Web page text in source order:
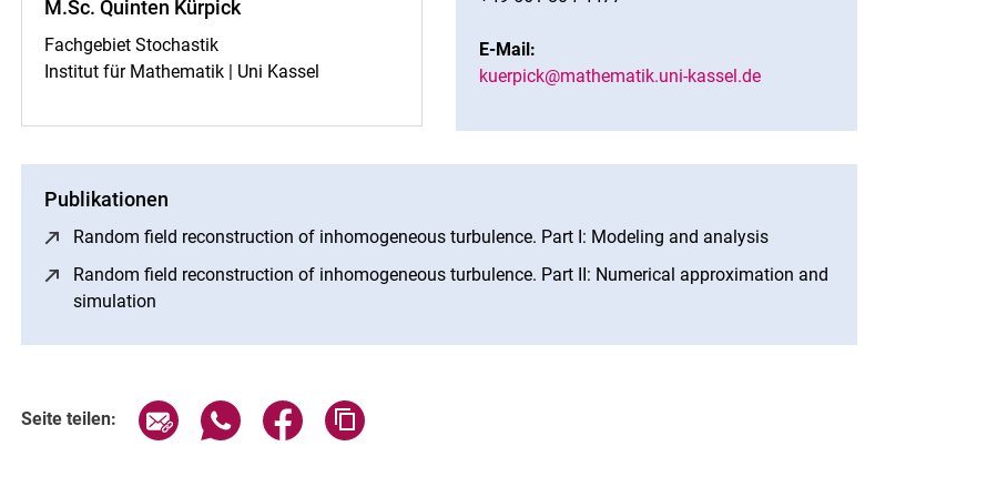
M.Sc. Quinten Kürpick
Fachgebiet Stochastik
Institut für Mathematik | Uni Kassel
E-Mail:
kuerpick@mathematik.uni-kassel.de
Publikationen
Random field reconstruction of inhomogeneous turbulence. Part I: Modeling and analysis
Random field reconstruction of inhomogeneous turbulence. Part II: Numerical approximation and
simulation
Seite teilen: Seite über E-Mail teilen
Seite über WhatsApp teilen (externer Link, öffnet neues Fenster)
Seite über Facebook teilen (externer Link, öffnet neues Fenster)